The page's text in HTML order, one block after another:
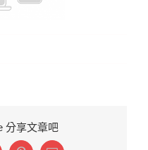
分享文章吧